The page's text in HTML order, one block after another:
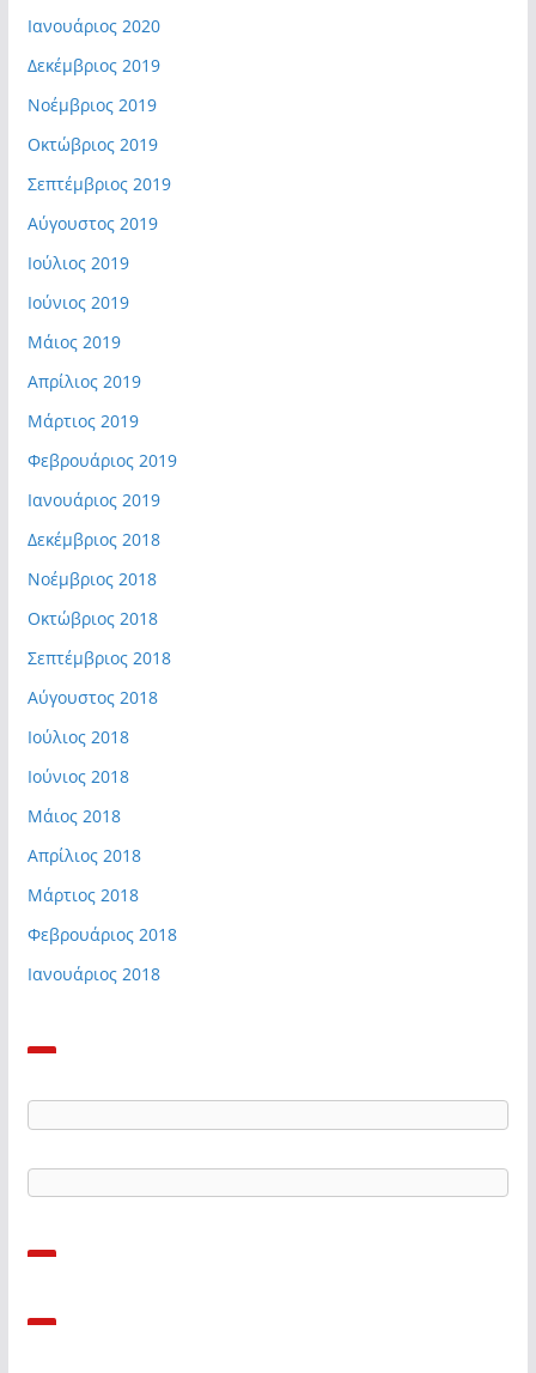
Ιανουάριος 2020
Δεκέμβριος 2019
Νοέμβριος 2019
Οκτώβριος 2019
Σεπτέμβριος 2019
Αύγουστος 2019
Ιούλιος 2019
Ιούνιος 2019
Μάιος 2019
Απρίλιος 2019
Μάρτιος 2019
Φεβρουάριος 2019
Ιανουάριος 2019
Δεκέμβριος 2018
Νοέμβριος 2018
Οκτώβριος 2018
Σεπτέμβριος 2018
Αύγουστος 2018
Ιούλιος 2018
Ιούνιος 2018
Μάιος 2018
Απρίλιος 2018
Μάρτιος 2018
Φεβρουάριος 2018
Ιανουάριος 2018